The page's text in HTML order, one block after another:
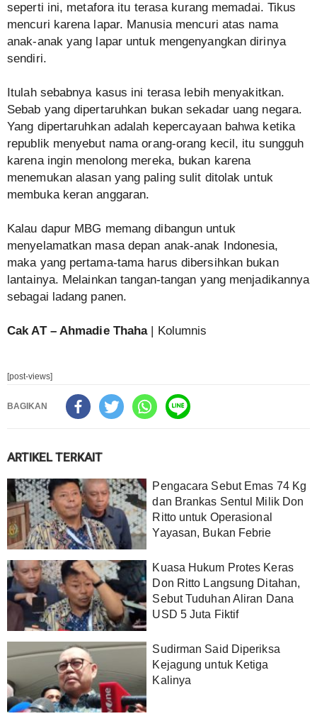
seperti ini, metafora itu terasa kurang memadai. Tikus
mencuri karena lapar. Manusia mencuri atas nama
anak-anak yang lapar untuk mengenyangkan dirinya
sendiri.
Itulah sebabnya kasus ini terasa lebih menyakitkan.
Sebab yang dipertaruhkan bukan sekadar uang negara.
Yang dipertaruhkan adalah kepercayaan bahwa ketika
republik menyebut nama orang-orang kecil, itu sungguh
karena ingin menolong mereka, bukan karena
menemukan alasan yang paling sulit ditolak untuk
membuka keran anggaran.
Kalau dapur MBG memang dibangun untuk
menyelamatkan masa depan anak-anak Indonesia,
maka yang pertama-tama harus dibersihkan bukan
lantainya. Melainkan tangan-tangan yang menjadikannya
sebagai ladang panen.
Cak AT – Ahmadie Thaha| Kolumnis
[post-views]
BAGIKAN
ARTIKEL TERKAIT
Pengacara Sebut Emas 74 Kg
dan Brankas Sentul Milik Don
Ritto untuk Operasional
Yayasan, Bukan Febrie
Kuasa Hukum Protes Keras
Don Ritto Langsung Ditahan,
Sebut Tuduhan Aliran Dana
USD 5 Juta Fiktif
Sudirman Said Diperiksa
Kejagung untuk Ketiga
Kalinya